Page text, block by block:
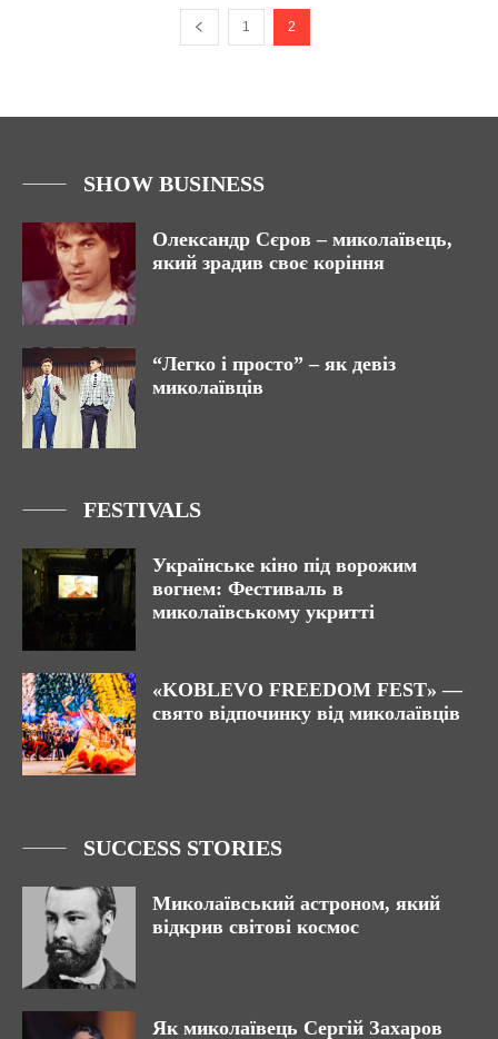
1 2
SHOW BUSINESS
Олександр Сєров – миколаївець,
який зрадив своє коріння
“Легко і просто” – як девіз
миколаївців
FESTIVALS
Українське кіно під ворожим
вогнем: Фестиваль в
миколаївському укритті
«KOBLEVO FREEDOM FEST» —
свято відпочинку від миколаївців
SUCCESS STORIES
Миколаївський астроном, який
відкрив світові космос
Як миколаївець Сергій Захаров